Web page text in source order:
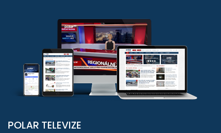
POLAR TELEVIZE